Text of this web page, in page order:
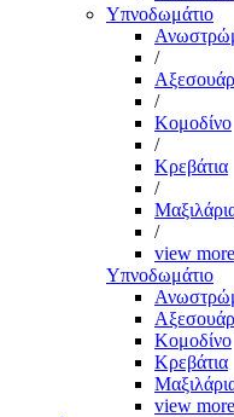
Υπνοδωμάτιο
/
/
Κομοδίνο
/
Κρεβάτια
/
/
view more
Υπνοδωμάτιο
Κομοδίνο
Κρεβάτια
view more